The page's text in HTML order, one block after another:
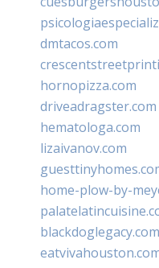
dmtacos.com
hornopizza.com
driveadragster.com
hematologa.com
lizaivanov.com
home-plow-by-
blackdoglegacy.com